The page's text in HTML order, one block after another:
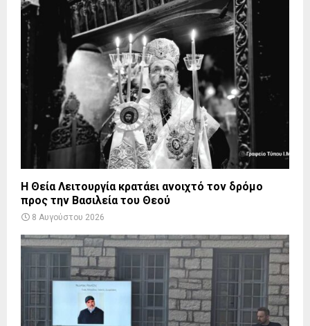
Η Θεία Λειτουργία κρατάει ανοιχτό τον δρόμο
προς την Βασιλεία του Θεού
8 Αυγούστου 2026